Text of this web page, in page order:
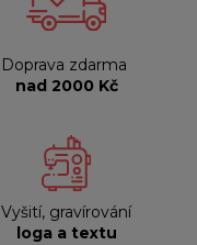
Doprava zdarma
nad 2000 Kč
Vyšití, gravírování
loga a textu